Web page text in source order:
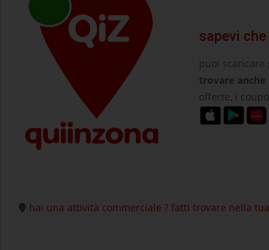
sapevi che
puoi scaricare
trovare
offerte, i
hai una attività commerciale ? fatti trovare nella